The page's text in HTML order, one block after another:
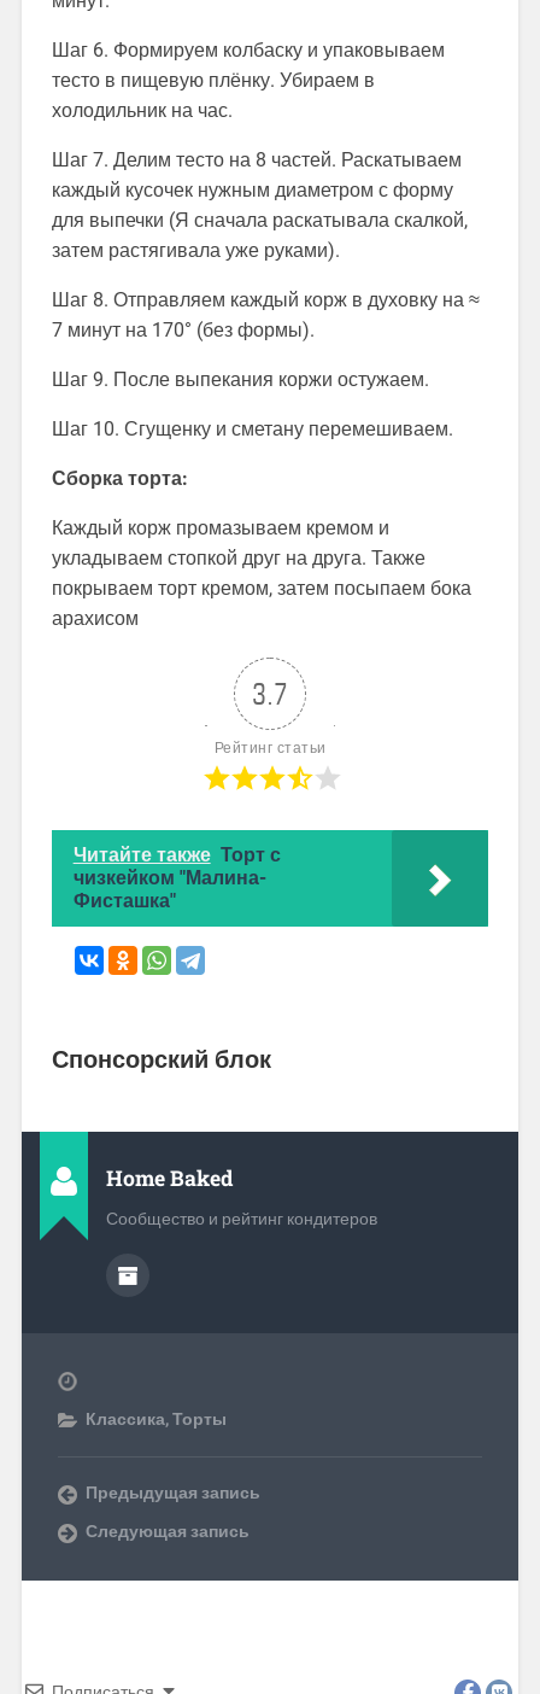
Шаг 6. Формируем колбаску и упаковываем
тесто в пищевую плёнку. Убираем в
холодильник на час.
Шаг 7. Делим тесто на 8 частей. Раскатываем
каждый кусочек нужным диаметром с форму
для выпечки (Я сначала раскатывала скалкой,
затем растягивала уже руками).
Шаг 8. Отправляем каждый корж в духовку на ≈
7 минут на 170° (без формы).
Шаг 9. После выпекания коржи остужаем.
Шаг 10. Сгущенку и сметану перемешиваем.
Сборка торта:
Каждый корж промазываем кремом и
укладываем стопкой друг на друга. Также
покрываем торт кремом, затем посыпаем бока
арахисом
3.7
Рейтинг статьи
Читайте также Торт с
чизкейком "Малина-
Фисташка"
Спонсорский блок
Home Baked
Сообщество и рейтинг кондитеров
Классика,Торты
Предыдущая запись
Следующая запись